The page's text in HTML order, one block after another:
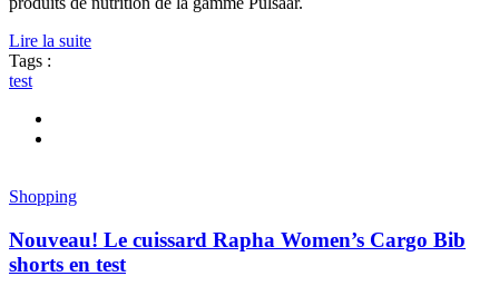
Lire la suite
Tags :
test
Shopping
Nouveau! Le cuissard Rapha Women’s Cargo Bib
shorts en test